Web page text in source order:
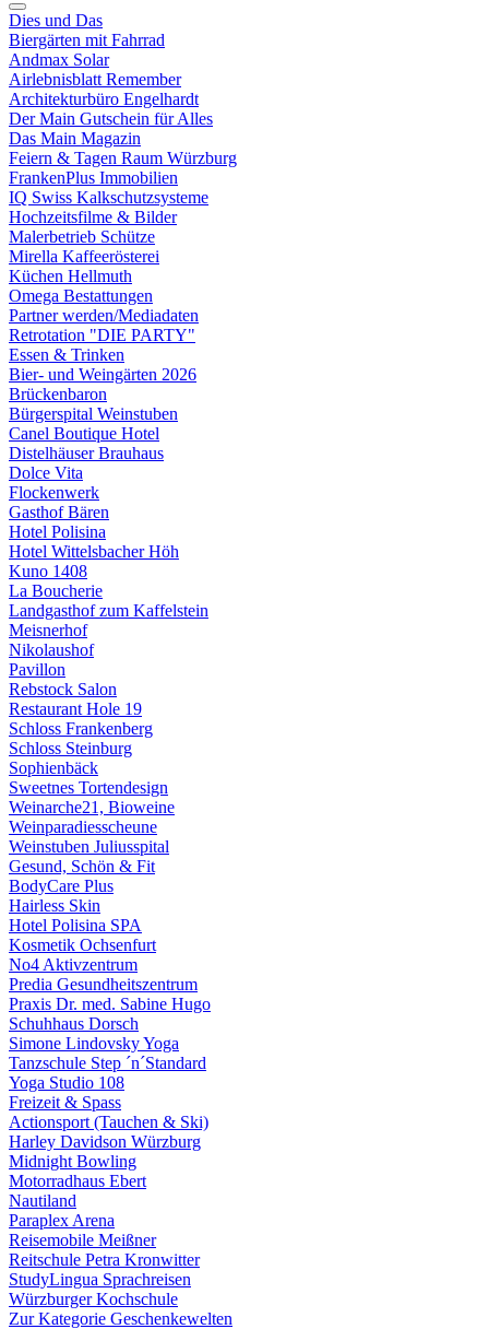
Dies und Das
Biergärten mit Fahrrad
Andmax Solar
Airlebnisblatt Remember
Architekturbüro Engelhardt
Der Main Gutschein für Alles
Das Main Magazin
Feiern & Tagen Raum Würzburg
FrankenPlus Immobilien
IQ Swiss Kalkschutzsysteme
Hochzeitsfilme & Bilder
Malerbetrieb Schütze
Mirella Kaffeerösterei
Küchen Hellmuth
Omega Bestattungen
Partner werden/Mediadaten
Retrotation "DIE PARTY"
Essen & Trinken
Bier- und Weingärten 2026
Brückenbaron
Bürgerspital Weinstuben
Canel Boutique Hotel
Distelhäuser Brauhaus
Dolce Vita
Flockenwerk
Gasthof Bären
Hotel Polisina
Hotel Wittelsbacher Höh
Kuno 1408
La Boucherie
Landgasthof zum Kaffelstein
Meisnerhof
Nikolaushof
Pavillon
Rebstock Salon
Restaurant Hole 19
Schloss Frankenberg
Schloss Steinburg
Sophienbäck
Sweetnes Tortendesign
Weinarche21, Bioweine
Weinparadiesscheune
Weinstuben Juliusspital
Gesund, Schön & Fit
BodyCare Plus
Hairless Skin
Hotel Polisina SPA
Kosmetik Ochsenfurt
No4 Aktivzentrum
Predia Gesundheitszentrum
Praxis Dr. med. Sabine Hugo
Schuhhaus Dorsch
Simone Lindovsky Yoga
Tanzschule Step ´n´Standard
Yoga Studio 108
Freizeit & Spass
Actionsport (Tauchen & Ski)
Harley Davidson Würzburg
Midnight Bowling
Motorradhaus Ebert
Nautiland
Paraplex Arena
Reisemobile Meißner
Reitschule Petra Kronwitter
StudyLingua Sprachreisen
Würzburger Kochschule
Zur Kategorie Geschenkewelten